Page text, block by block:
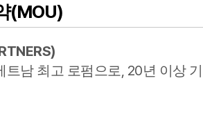
(MOU)
)
남 최고 로펌으로, 20년 이상 기